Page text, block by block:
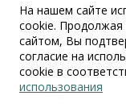
Бизнес ПроБизнес
смертности
17 июля 2026, 12:00
На нашем сайте
cookie. Продолжая
сайтом, Вы
согласие на
cookie в
использования